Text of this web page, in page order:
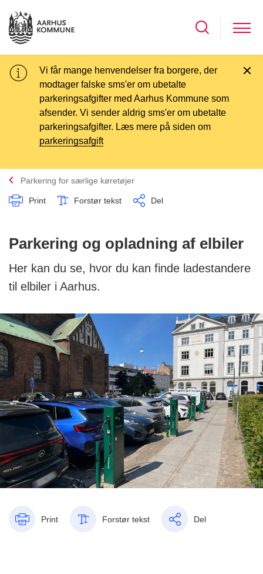
Vi får mange henvendelser fra borgere, der
modtager falske sms'er om ubetalte
parkeringsafgifter med Aarhus Kommune som
afsender. Vi sender aldrig sms'er om ubetalte
parkeringsafgifter. Læs mere på siden om
parkeringsafgift
Parkering for særlige køretøjer
Print Forstør tekst Del
Parkering og opladning af elbiler
Her kan du se, hvor du kan finde ladestandere
til elbiler i Aarhus.
Print Forstør tekst Del